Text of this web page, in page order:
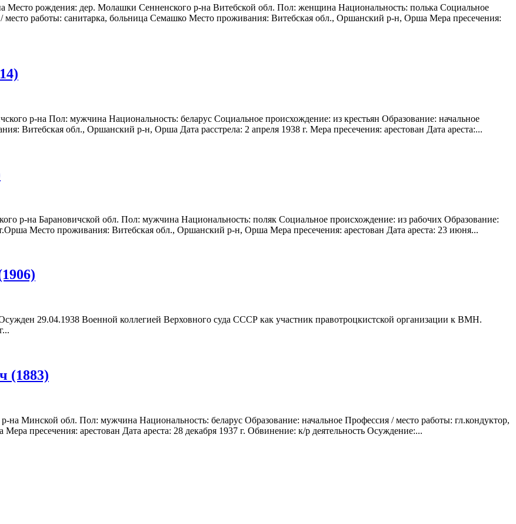
рождения: дер. Молашки Сенненского р-на Витебской обл. Пол: женщина Национальность: полька Социальное
место работы: санитарка, больница Семашко Место проживания: Витебская обл., Оршанский р-н, Орша Мера пресечения:
р-на Пол: мужчина Национальность: беларус Социальное происхождение: из крестьян Образование: начальное
Витебская обл., Оршанский р-н, Орша Дата расстрела: 2 апреля 1938 г. Мера пресечения: арестован Дата ареста:...
р-на Барановичской обл. Пол: мужчина Национальность: поляк Социальное происхождение: из рабочих Образование:
Место проживания: Витебская обл., Оршанский р-н, Орша Мера пресечения: арестован Дата ареста: 23 июня...
29.04.1938 Военной коллегией Верховного суда СССР как участник правотроцкистской организации к ВМН.
(1883)
на Минской обл. Пол: мужчина Национальность: беларус Образование: начальное Профессия / место работы: гл.кондуктор,
пресечения: арестован Дата ареста: 28 декабря 1937 г. Обвинение: к/р деятельность Осуждение:...